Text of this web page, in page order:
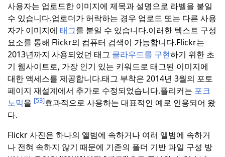
사용자는 업로드한 이미지에 제목과 설명으로 라벨을 붙일
수 있습니다.업로더가 허락하는 경우 업로드 또는 다른 사용
자가 이미지에 태그를 붙일 수 있습니다.이러한 텍스트 구성
요소를 통해 Flickr의 컴퓨터 검색이 가능합니다.Flickr는
2013년까지 사용되었던 태그 클라우드를 구현하기 위한 초
기 웹사이트로, 가장 인기 있는 키워드로 태그된 이미지에
대한 액세스를 제공합니다.태그 부착은 2014년 3월의 포토
페이지 재설계에서 추가로 수정되었습니다.플리커는 포크
노믹을 [53]효과적으로 사용하는 대표적인 예로 인용되어 왔
다.
Flickr 사진은 하나의 앨범에 속하거나 여러 앨범에 속하거
나 전혀 속하지 않기 때문에 기존의 폴더 기반 파일 구성 방